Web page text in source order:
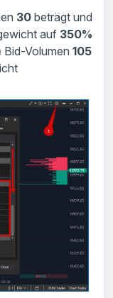
30 beträgt und
auf 350%
Volumen 105